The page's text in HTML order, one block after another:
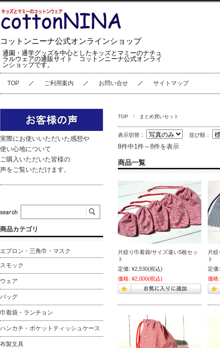
コットンニーナ公式オンラインショップ
通園・通学グッズを中心としたキッズとマミーのナチュ
ラルウェアの通販サイト コットンニーナ公式オンライ
ンショップです。
TOP ご利用案内 お問い合せ サイトマップ
TOP まとめ買いセット
表示切替： 並び順：
8件中1件～8件を表示
商品一覧
片絞り巾着袋/サイズ違い5枚セッ
ト
定価: ¥2,530(税込)
価格: ¥2,000(税込)
片
ト
定価:
価格:
実際にお使いいただいた感想や
使い心地について
ご購入いただいた皆様の
声をご覧いただけます。
商品カテゴリ
エプロン・三角巾・マスク
スモック
ウェア
バッグ
巾着袋・ランチョン
ハンカチ・ポケットティッシュケース
布製文具